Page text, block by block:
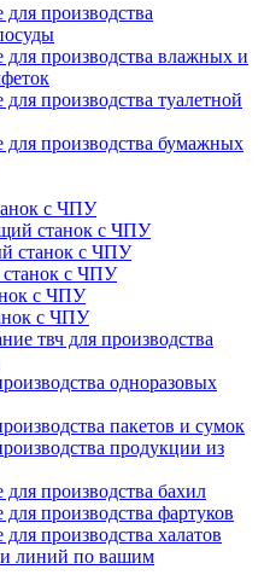
производства
для производства влажных и
производства туалетной
для производства бумажных
с ЧПУ
станок с ЧПУ
станок с ЧПУ
с ЧПУ
с ЧПУ
с ЧПУ
твч для производства
одноразовых
пакетов и сумок
продукции из
производства бахил
производства фартуков
производства халатов
и линий по вашим